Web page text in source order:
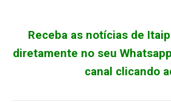
Receba as notícias de
diretamente no seu
canal clicando